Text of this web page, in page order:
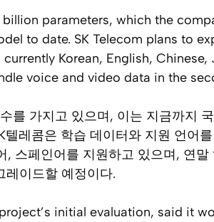
billion parameters, which the
to date. SK Telecom plans to
Korean, English, Chinese,
voice and video data in the
를 가지고 있으며, 이는 지금까지
레콤은 학습 데이터와 지원 언어
스페인어를 지원하고 있으며, 연말
레이드할 예정이다.
initial evaluation, said it